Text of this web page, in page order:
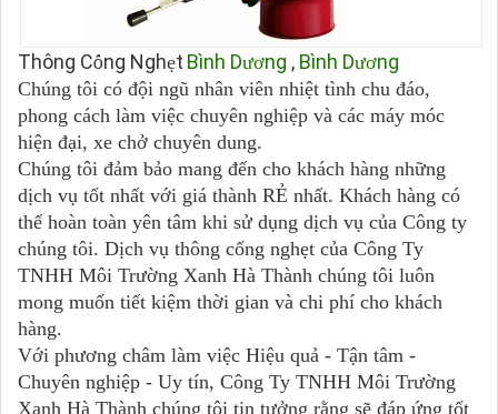
Thông Cống Nghẹt Bình Dương , Bình Dương
Chúng tôi có đội ngũ nhân viên nhiệt tình chu đáo,
phong cách làm việc chuyên nghiệp và các máy móc
hiện đại, xe chở chuyên dung.
Chúng tôi đảm bảo mang đến cho khách hàng những
dịch vụ tốt nhất với giá thành RẺ nhất. Khách hàng có
thể hoàn toàn yên tâm khi sử dụng dịch vụ của Công ty
chúng tôi. Dịch vụ thông cống nghẹt của Công Ty
TNHH Môi Trường Xanh Hà Thành chúng tôi luôn
mong muốn tiết kiệm thời gian và chi phí cho khách
hàng.
Với phương châm làm việc Hiệu quả - Tận tâm -
Chuyên nghiệp - Uy tín, Công Ty TNHH Môi Trường
Xanh Hà Thành chúng tôi tin tưởng rằng sẽ đáp ứng tốt